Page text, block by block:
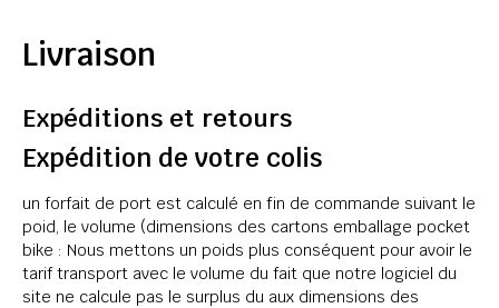
Livraison
Expéditions et retours
Expédition de votre colis
un forfait de port est calculé en fin de commande suivant le
poid, le volume (dimensions des cartons emballage pocket
bike : Nous mettons un poids plus conséquent pour avoir le
tarif transport avec le volume du fait que notre logiciel du
site ne calcule pas le surplus du aux dimensions des